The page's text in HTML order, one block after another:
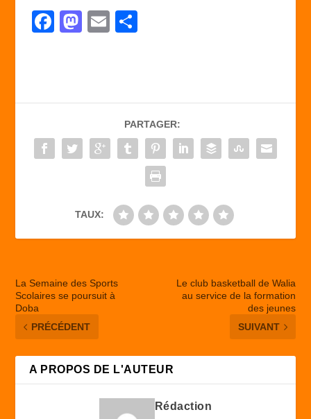
F
b
o
o
M
d
o
n
E
er
PARTAGER:
TAUX:
La Semaine des Sports
Scolaires se poursuit à
Doba
PRÉCÉDENT
Le club basketball de Walia
au service de la formation
des jeunes
SUIVANT
A PROPOS DE L'AUTEUR
Rédaction